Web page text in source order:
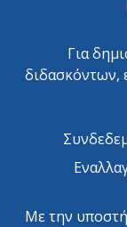
Για
διδασκόντων,
Με την